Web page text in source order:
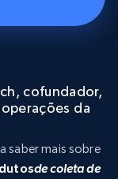
cofundador,
da
saber mais sobre
de coleta de